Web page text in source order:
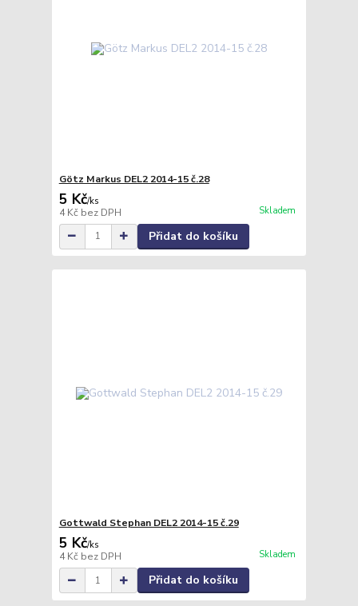
Götz Markus DEL2 2014-15 č.28
5 Kč/ks
4 Kč bez DPH Skladem
Přidat do košíku
Gottwald Stephan DEL2 2014-15 č.29
5 Kč/ks
4 Kč bez DPH Skladem
Přidat do košíku